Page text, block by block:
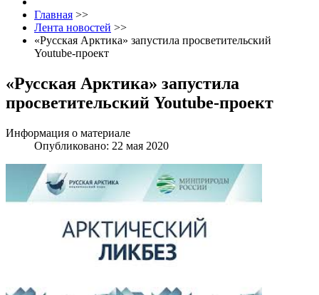
Главная >>
Лента новостей >>
«Русская Арктика» запустила просветительский
Youtube-проект
«Русская Арктика» запустила
просветительский Youtube-проект
Информация о материале
Опубликовано: 22 мая 2020